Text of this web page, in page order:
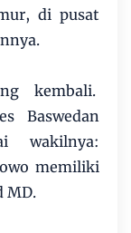
di pusat
kembali.
Baswedan
wakilnya:
memiliki
MD.